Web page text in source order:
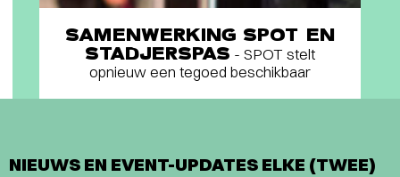
SAMENWERKING SPOT EN
STADJERSPAS - SPOT stelt
opnieuw een tegoed beschikbaar
NIEUWS EN EVENT-UPDATES ELKE (TWEE)